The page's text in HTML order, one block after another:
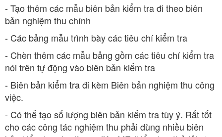
- Tạo thêm các mẫu biên bản kiểm tra đi theo biên
bản nghiệm thu chính
- Các bảng mẫu trình bày các tiêu chí kiểm tra
- Chèn thêm các mẫu bảng gồm các tiêu chí kiểm tra
nói trên tự động vào biên bản kiểm tra
- Biên bản kiểm tra đi kèm Biên bản nghiệm thu công
việc.
- Có thể tạo số lượng biên bản kiểm tra tùy ý. Rất tốt
cho các công tác nghiệm thu phải dùng nhiều biên